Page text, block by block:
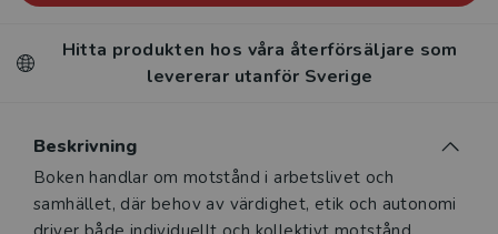
Hitta produkten hos våra återförsäljare som
levererar utanför Sverige
Beskrivning
Beskrivning
Boken handlar om motstånd i arbetslivet och
samhället, där behov av värdighet, etik och autonomi